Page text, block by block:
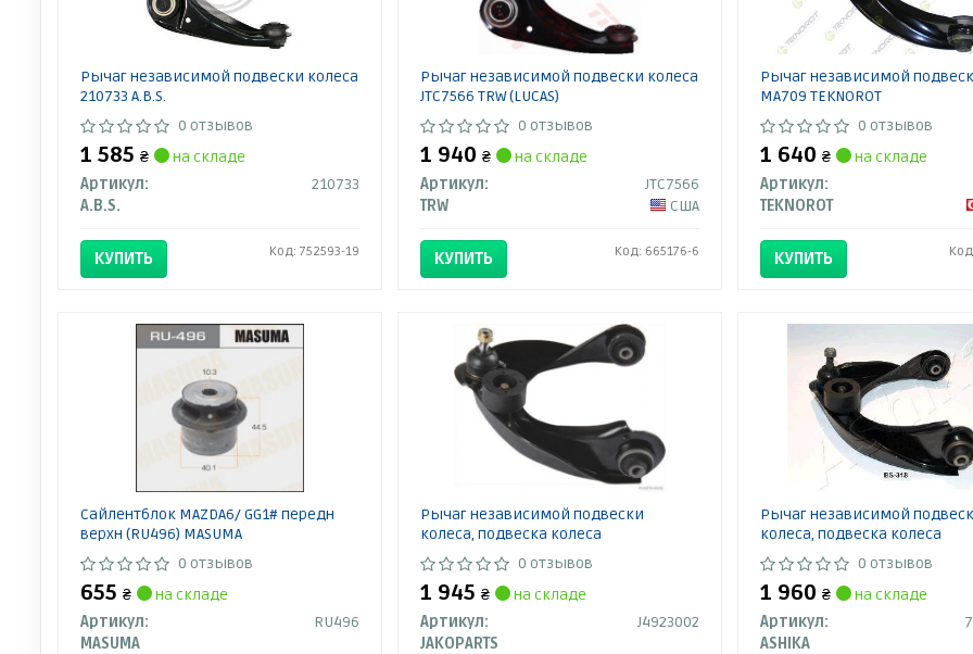
Рычаг независимой подвески колеса
210733 A.B.S.
0 отзывов
1 585 ₴
на складе
Артикул:
210733
A.B.S.
КУПИТЬ Код: 752593-19
Рычаг независимой подвески колеса
JTC7566 TRW (LUCAS)
0 отзывов
1 940 ₴
на складе
Артикул:
JTC7566
TRW
США
КУПИТЬ Код: 665176-6
Рычаг независимой
MA709 TEKNOROT
0 отзывов
1 640 ₴
на складе
Артикул:
TEKNOROT
КУПИТЬ
Сайлентблок MAZDA6/ GG1# передн
верхн (RU496) MASUMA
0 отзывов
655 ₴
на складе
Артикул:
RU496
MASUMA
Рычаг независимой подвески
колеса, подвеска колеса
0 отзывов
1 945 ₴
на складе
Артикул:
J4923002
JAKOPARTS
Рычаг независимой
колеса, подвеска колеса
0 отзывов
1 960 ₴
на складе
Артикул:
ASHIKA